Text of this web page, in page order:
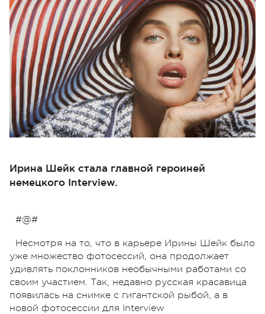
Ирина Шейк стала главной героиней
немецкого Interview.
#@#
Несмотря на то, что в карьере Ирины Шейк было
уже множество фотосессий, она продолжает
удивлять поклонников необычными работами со
своим участием. Так, недавно русская красавица
появилась на снимке с гигантской рыбой, а в
новой фотосессии для Interview